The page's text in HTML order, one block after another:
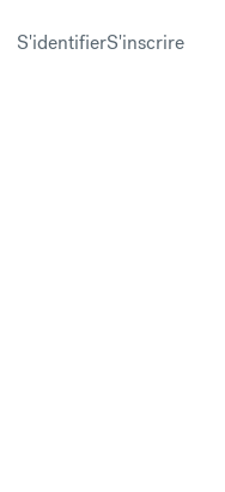
S'identifierS'inscrire